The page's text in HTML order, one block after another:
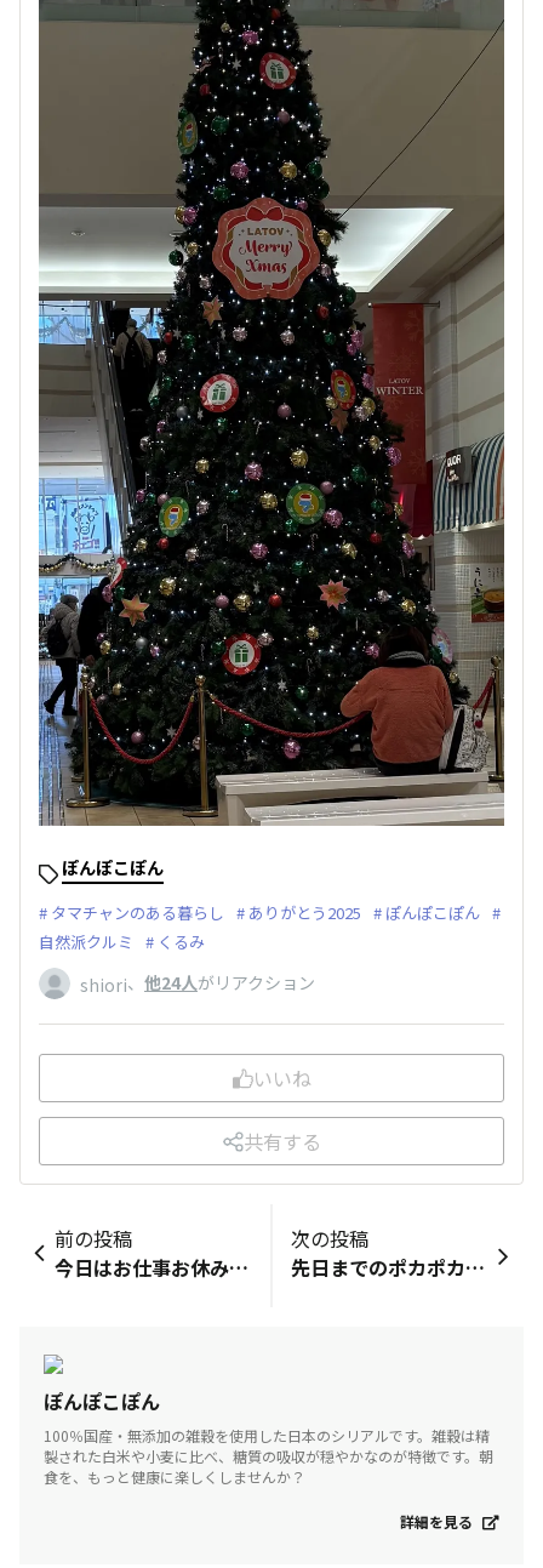
ぽんぽこぽん
タマチャンのある暮らし ありがとう2025
ぽんぽこぽん
自然派クルミ
くるみ
shiori、 他24人がリアクション
いいね
共有する
ぽんぽこぽん
100％国産・無添加の雑穀を使用した日本のシリアルです。雑穀は精
製された白米や小麦に比べ、糖質の吸収が穏やかなのが特徴です。朝
食を、もっと健康に楽しくしませんか？
詳細を見る
前の投稿
今日はお仕事お休みです🙌 年末の自分いたわり休日をもらっていました 偶然旦那さんもお休みになってまたどこか遠くにドライブにでも行くのかな？と思って朝起きたらいない‼️ 釣り道具がない！釣りに早朝？夜中？から行ってるようです🎣 お互い好きに過ごす休日なのねと暗黙の了解😆 さ、今日は冬至ですね 柚子湯は昨日入りました✨ （絞りすぎてタネ袋から出ました💦） ランチにかぼちゃ食べます✨ 昨日買っておいたかぼちゃとクリームチーズのベーグル🥯友人おすすすめのベーグル屋さん🥯 やっと食べられる😋 スープ🥣は三十雑穀トマトスープでミネストローネ にんじん、たまねぎ、赤大根、じゃがいも、キャベツ、コーン、しめじ、舞茸、豆、ブロッコリーなど小さく切ってサッと作りました べっぴんはとむぎも具材としていっぱい入れました トマトスープは濃厚で好きな味🍅 粒胡椒と粉チーズトッピング サラダはカリフラワーの品種の可愛いお花のような 『カリフローレ』を茹でて友人畑のベビーリーフ🌱達と一緒にたまねぎドレッシングでいただきます😋 このドレッシングは継ぎ足ししてますがたまねぎスープもこなゆきコラーゲンもいれてます 材料いれてシェイク！！ かいわれのピンクも見つけましたかわいい🩷 あ、旦那さんが帰ってきました💦 釣ってない🤣 ルアーを試したんだとか色々言ってます（聞いてない私🤣） 大人しくお掃除グッズを買って参ります 今日は冬至だからお掃除細かくしない方がいいとのことなのでお掃除はこの次に… 年内にはしたいと思ってます🤣 🌱今日の庭パトからの水やりしててうっとりしたその名も多肉植物の『ローラ』カーブが美しいです✨
次の投稿
先日までのポカポカが 嘘のような 今日のピリッとした気温 これぞ 師走って感じです😆 ⛄️豚の生姜焼き しょうが焼き お肉が固くならない ちょっとひと手間のポイント ４つです ①お肉はタレに漬け込まない 浸透圧で 肉の水分が出てしまい固くなります タレは最後にからめます ②肉を焼いて 玉ねぎを炒めません 先に玉ねぎを炒め 避けておいて あとで合わします 炒めすぎは固くなります ③熱々のフライパンにお肉をいれません 冷めたフライパンに入れて ゆっくり温度を上げながら焼くと 固くなりません ④米粉を薄くはたきます みらいのしょうがと 先日出来上がった発酵生姜のダブルで温活です ⛄️かぼちゃ炊いたん 冬至ですから かぼちゃ食べなきゃ🎃 鹿児島の加世田かぼちゃ めちゃくちゃ美味しかったです💓 万能だし粉使ってます ⛄️筑前煮 水を使わない我が家の筑前煮 味しみしみです 冬至だから 蓮根、人参入れてます👍 こちらも 万能だし粉使います ⛄️紫キャベツのラペ ⛄️添え野菜 フリルレタス、丸ごとチン人参、サラダケール 赤カブ はなちゃんに 教えてもらった三重のお味噌屋さんの麹をお取り寄せしたんです 昨日 届いて 今日はさっそく 醤油麹を作り 今は 甘酒（白米を入れず麹と水だけで）を発酵中です 出来上がった 醤油麹 食べてみたんです 何これ ってぐらい美味しい🤤 甘さが違います‼️ 甘酒の出来上がりが楽しみです💞 発酵あんこも作ろ💪 はなちゃん いいの教えてくれて ありがとう❤️